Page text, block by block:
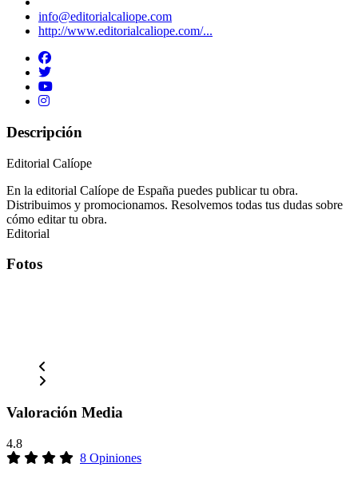
info@editorialcaliope.com
http://www.editorialcaliope.com/...
Descripción
Editorial Calíope
En la editorial Calíope de España puedes publicar tu obra.
Distribuimos y promocionamos. Resolvemos todas tus dudas sobre
cómo editar tu obra.
Editorial
Fotos
Valoración Media
4.8
8 Opiniones